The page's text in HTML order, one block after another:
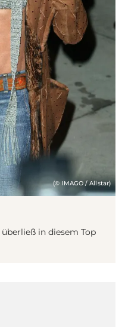
(© IMAGO / Allstar)
überließ in diesem Top